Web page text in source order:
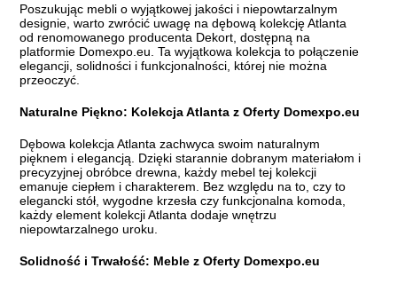
Poszukując mebli o wyjątkowej jakości i niepowtarzalnym
designie, warto zwrócić uwagę na dębową kolekcję Atlanta
od renomowanego producenta Dekort, dostępną na
platformie Domexpo.eu. Ta wyjątkowa kolekcja to połączenie
elegancji, solidności i funkcjonalności, której nie można
przeoczyć.
Naturalne Piękno: Kolekcja Atlanta z Oferty Domexpo.eu
Dębowa kolekcja Atlanta zachwyca swoim naturalnym
pięknem i elegancją. Dzięki starannie dobranym materiałom i
precyzyjnej obróbce drewna, każdy mebel tej kolekcji
emanuje ciepłem i charakterem. Bez względu na to, czy to
elegancki stół, wygodne krzesła czy funkcjonalna komoda,
każdy element kolekcji Atlanta dodaje wnętrzu
niepowtarzalnego uroku.
Solidność i Trwałość: Meble z Oferty Domexpo.eu